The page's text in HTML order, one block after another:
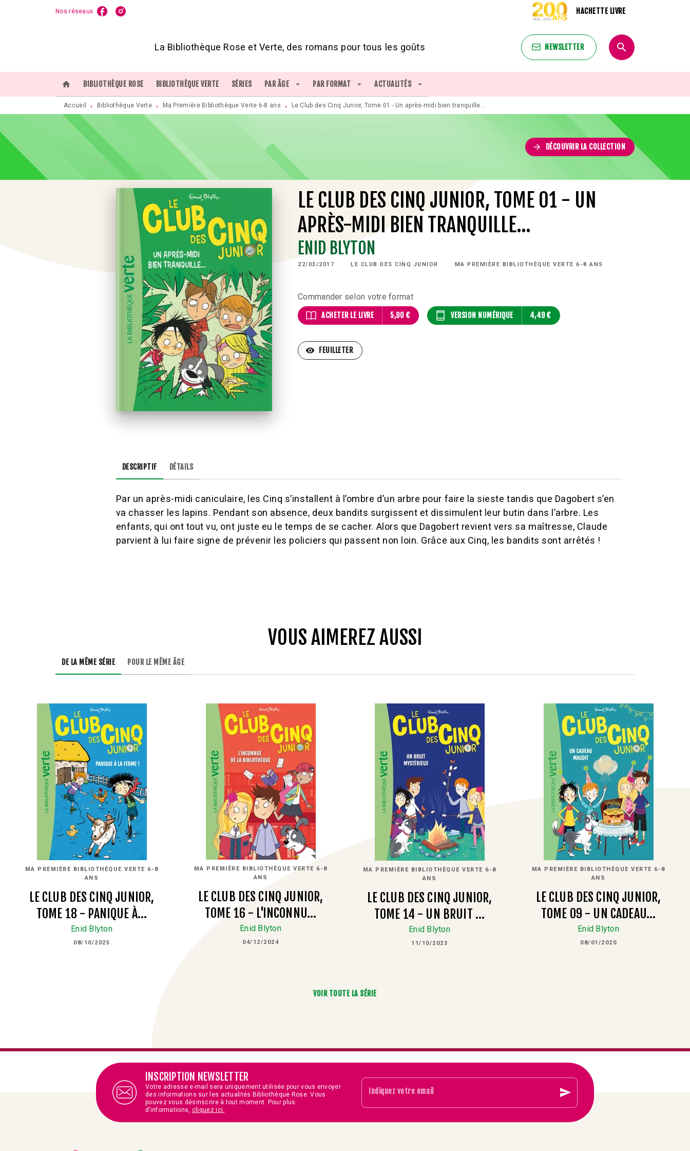
RECHERCHE
Nos réseaux HACHETTE LIVRE
La Bibliothèque Rose et Verte, des romans pour tous les goûts NEWSLETTER search
home BIBLIOTHÈQUE ROSE BIBLIOTHÈQUE VERTE SÉRIES PAR ÂGE arrow_drop_down PAR FORMAT arrow_drop_down ACTUALITÉS arrow_drop_down
search
Accueil • Bibliothèque Verte • Ma Première Bibliothèque Verte 6-8 ans • Le Club des Cinq Junior, Tome 01 - Un après-midi bien tranquille...
arrow_forward DÉCOUVRIR LA COLLECTION
LE CLUB DES CINQ JUNIOR, TOME 01 - UN
APRÈS-MIDI BIEN TRANQUILLE...
ENID BLYTON
22/03/2017 LE CLUB DES CINQ JUNIOR MA PREMIÈRE BIBLIOTHÈQUE VERTE 6-8 ANS
Commander selon votre format
ACHETER LE LIVRE 5,90 € VERSION NUMÉRIQUE 4,49 €
visibility FEUILLETER
DESCRIPTIF DÉTAILS
Par un après-midi caniculaire, les Cinq s’installent à l’ombre d’un arbre pour faire la sieste tandis que Dagobert s’en
va chasser les lapins. Pendant son absence, deux bandits surgissent et dissimulent leur butin dans l’arbre. Les
enfants, qui ont tout vu, ont juste eu le temps de se cacher. Alors que Dagobert revient vers sa maîtresse, Claude
parvient à lui faire signe de prévenir les policiers qui passent non loin. Grâce aux Cinq, les bandits sont arrêtés !
VOUS AIMEREZ AUSSI
DE LA MÊME SÉRIE POUR LE MÊME ÂGE
MA PREMIÈRE BIBLIOTHÈQUE VERTE 6-8
ANS
LE CLUB DES CINQ JUNIOR,
TOME 18 - PANIQUE À…
Enid Blyton
08/10/2025
MA PREMIÈRE BIBLIOTHÈQUE VERTE 6-8
ANS
LE CLUB DES CINQ JUNIOR,
TOME 16 - L'INCONNU…
Enid Blyton
04/12/2024
MA PREMIÈRE BIBLIOTHÈQUE VERTE 6-8
ANS
LE CLUB DES CINQ JUNIOR,
TOME 14 - UN BRUIT …
Enid Blyton
11/10/2023
MA PREMIÈRE BIBLIOTHÈQUE VERTE 6-8
ANS
LE CLUB DES CINQ JUNIOR,
TOME 09 - UN CADEAU…
Enid Blyton
08/01/2020
VOIR TOUTE LA SÉRIE
INSCRIPTION NEWSLETTER
Votre adresse e-mail sera uniquement utilisée pour vous envoyer
des informations sur les actualités Bibliothèque Rose. Vous
pouvez vous désinscrire à tout moment. Pour plus
d’informations, cliquez ici.
Indiquez votre email send